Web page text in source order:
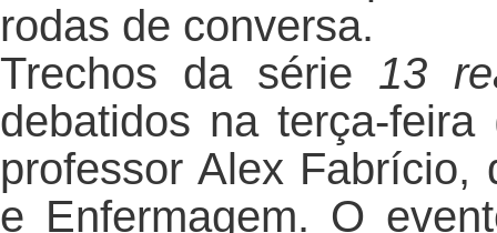
rodas de conversa.
Trechos da série 13
debatidos na terça-
professor Alex Fabrício,
e Enfermagem. O